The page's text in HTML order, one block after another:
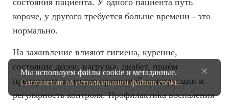
короче, у другого требуется больше времени - это
нормально.
На заживление влияют гигиена, курение,
состояние дёсен, нагрузка, диабет, приём
препаратов, качество временной конструкции и
регулярность контроля. Профилактика воспаления
Мы используем файлы cookie и метаданные.
Соглашение об использовании файлов cookie.